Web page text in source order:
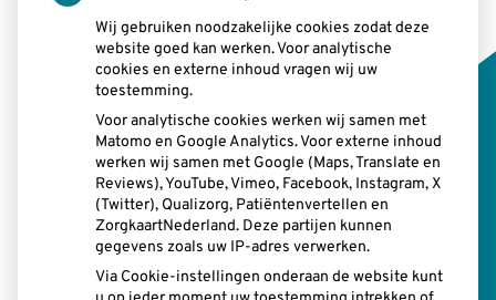
Openingstijden
Maandag: 08:00 uur
13.00 uurtot
- 17:00 uur
08:00 uurtot
- 12.15 uur
13.00 uurtot
- 17:00 uur
Woensdag:
08:00 uurtot
- 12.15 uur
13.00 uurtot
- 17:00 uur
Donderdag:
08:00 uurtot
- 12.15 uur
13.00 uurtot
- 17:00 uur
Wij gebruiken noodzakelijke cookies zodat deze
website goed kan werken. Voor analytische
cookies en externe inhoud vragen wij uw
toestemming.
Voor analytische cookies werken wij samen met
Matomo en Google Analytics. Voor externe inhoud
werken wij samen met Google (Maps, Translate en
Reviews), YouTube, Vimeo, Facebook, Instagram, X
(Twitter), Qualizorg, Patiëntenvertellen en
ZorgkaartNederland. Deze partijen kunnen
gegevens zoals uw IP-adres verwerken.
Via Cookie-instellingen onderaan de website kunt